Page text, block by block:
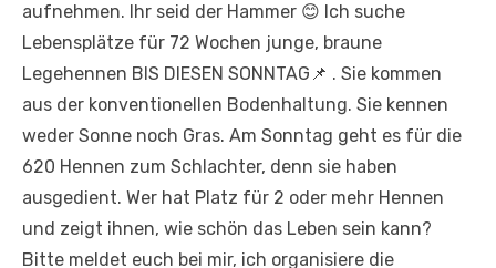
aufnehmen. Ihr seid der Hammer 😊 Ich suche
Lebensplätze für 72 Wochen junge, braune
Legehennen BIS DIESEN SONNTAG📌 . Sie kommen
aus der konventionellen Bodenhaltung. Sie kennen
weder Sonne noch Gras. Am Sonntag geht es für die
620 Hennen zum Schlachter, denn sie haben
ausgedient. Wer hat Platz für 2 oder mehr Hennen
und zeigt ihnen, wie schön das Leben sein kann?
Bitte meldet euch bei mir, ich organisiere die